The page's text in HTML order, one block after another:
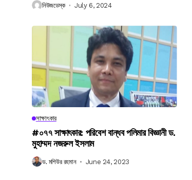
নিউজডেস্ক July 6, 2024
সাক্ষাৎকার
#০৭৭ সাক্ষাৎকার: পরিবেশ বান্ধব পলিমার বিজ্ঞানী ড.
মুহাম্মদ নজরুল ইসলাম
ড. মশিউর রহমান June 24, 2023